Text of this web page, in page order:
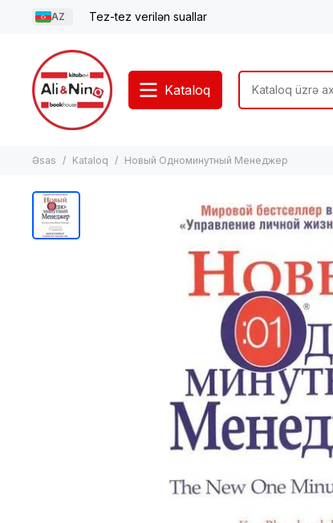
AZ Tez-tez verilən suallar
Kataloq
Əsas Kataloq Новый Одноминутный Менеджер